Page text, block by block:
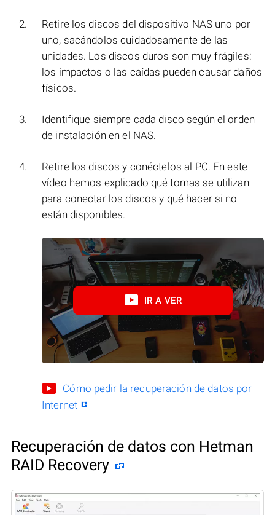
Retire los discos del dispositivo NAS uno por
uno, sacándolos cuidadosamente de las
unidades. Los discos duros son muy frágiles:
los impactos o las caídas pueden causar daños
físicos.
Identifique siempre cada disco según el orden
de instalación en el NAS.
Retire los discos y conéctelos al PC. En este
vídeo hemos explicado qué tomas se utilizan
para conectar los discos y qué hacer si no
están disponibles.
IR A VER
Cómo pedir la recuperación de datos por
Internet
Recuperación de datos con Hetman
RAID Recovery